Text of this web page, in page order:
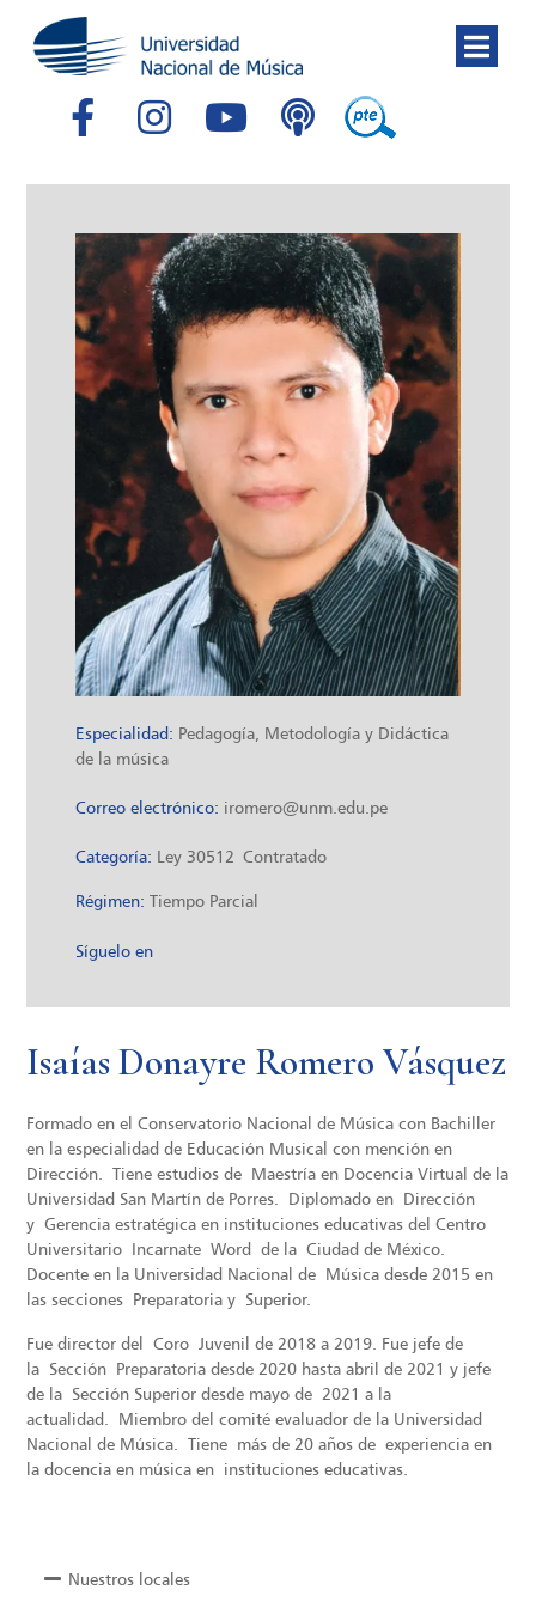
Especialidad: Pedagogía, Metodología y Didáctica
de la música
Correo electrónico: iromero@unm.edu.pe
Categoría: Ley 30512 Contratado
Régimen: Tiempo Parcial
Síguelo en
Isaías Donayre Romero Vásquez
Formado en el Conservatorio Nacional de Música con Bachiller
en la especialidad de Educación Musical con mención en
Dirección. Tiene estudios de Maestría en Docencia Virtual de la
Universidad San Martín de Porres. Diplomado en Dirección
y Gerencia estratégica en instituciones educativas del Centro
Universitario Incarnate Word de la Ciudad de México.
Docente en la Universidad Nacional de Música desde 2015 en
las secciones Preparatoria y Superior.
Fue director del Coro Juvenil de 2018 a 2019. Fue jefe de
la Sección Preparatoria desde 2020 hasta abril de 2021 y jefe
de la Sección Superior desde mayo de 2021 a la
actualidad. Miembro del comité evaluador de la Universidad
Nacional de Música. Tiene más de 20 años de experiencia en
la docencia en música en instituciones educativas.
Nuestros locales